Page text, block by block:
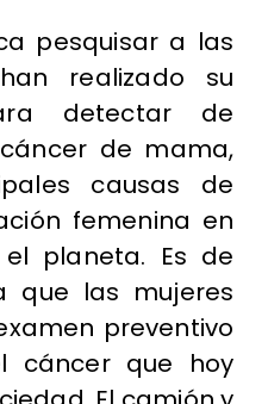
pesquisar a las
realizado su
detectar de
de mama,
causas de
femenina en
planeta. Es de
que las mujeres
preventivo
cáncer que hoy